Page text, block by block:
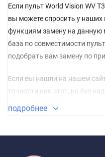
Если пульт World Vision WV
вы можете спросить у
функциям замену на данную
база по совместимости
подобрать вам замену по
Если вы нашли на нашем
точности как этот, но без
цена гораздо ниже, то,
подробнее